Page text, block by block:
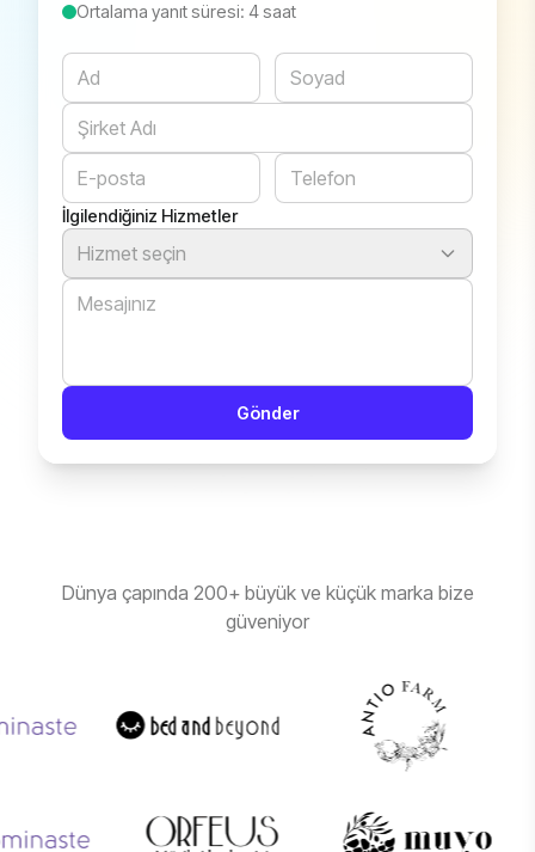
Ortalama yanıt süresi: 4 saat
İlgilendiğiniz Hizmetler
Hizmet seçin
Website
Gönder
Dünya çapında 200+ büyük ve küçük marka bize
güveniyor